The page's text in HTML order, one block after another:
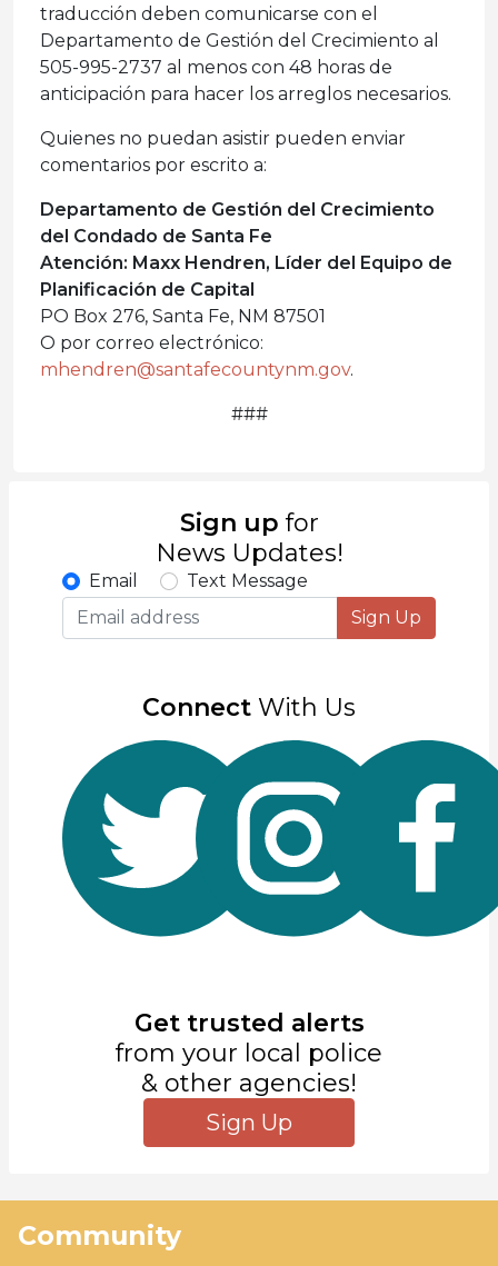
traducción deben comunicarse con el
Departamento de Gestión del Crecimiento al
505-995-2737 al menos con 48 horas de
anticipación para hacer los arreglos necesarios.
Quienes no puedan asistir pueden enviar
comentarios por escrito a:
Departamento de Gestión del Crecimiento
del Condado de Santa Fe
Atención: Maxx Hendren, Líder del Equipo de
Planificación de Capital
PO Box 276, Santa Fe, NM 87501
O por correo electrónico:
mhendren@santafecountynm.gov.
###
Sign up for
News Updates!
Email
Text Message
Sign Up
Connect With Us
Get trusted alerts
from your local police
& other agencies!
Sign Up
Community